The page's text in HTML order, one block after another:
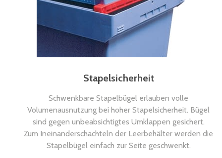
Stapelsicherheit
Schwenkbare Stapelbügel erlauben volle
Volumenausnutzung bei hoher Stapelsicherheit. Bügel
sind gegen unbeabsichtigtes Umklappen gesichert.
Zum Ineinanderschachteln der Leerbehälter werden die
Stapelbügel einfach zur Seite geschwenkt.